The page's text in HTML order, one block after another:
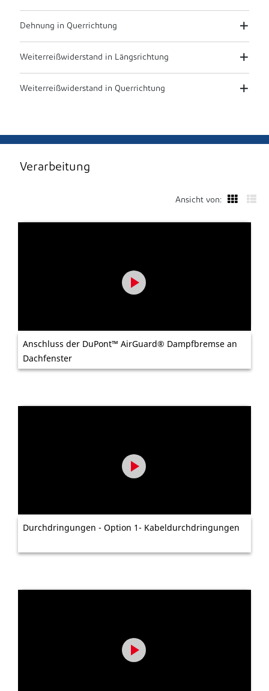
Dehnung in Querrichtung
Weiterreißwiderstand in Längsrichtung
Weiterreißwiderstand in Querrichtung
Verarbeitung
Ansicht von:
Anschluss der DuPont™ AirGuard® Dampfbremse an
Dachfenster
Durchdringungen - Option 1- Kabeldurchdringungen